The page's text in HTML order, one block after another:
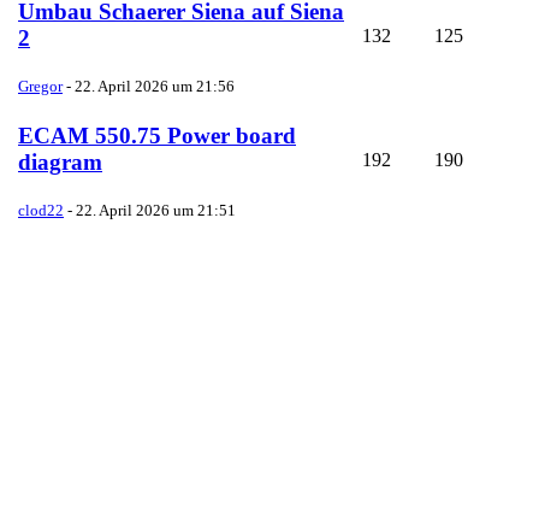
Umbau Schaerer Siena auf Siena
2
Gregor- 22. April 2026 um 21:56
132 125
ECAM 550.75 Power board
diagram
clod22 - 22. April 2026 um 21:51
192 190